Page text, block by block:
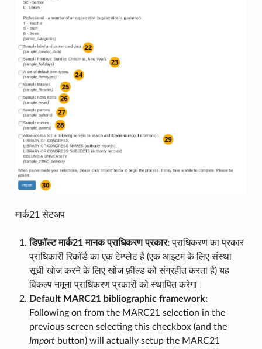
मार्क21 सेटअप
डिफ़ॉल्ट मार्क21 मानक प्राधिकरण प्रकार:प्राधिकरण का प्रकार
प्राधिकारी रिकॉर्ड का एक टेम्प्लेट है (एक आइटम के लिए संस्था
सूची खोज करने के लिए खोज फ़ील्ड को संग्रहीत करता है) यह
विकल्प नमूना प्राधिकरण प्रकारों को स्थापित करेगा।
Default MARC21 bibliographic framework:
Following on from the MARC21 selection in the
previous screen selecting this checkbox (and the
Importbutton) will actually setup the MARC21